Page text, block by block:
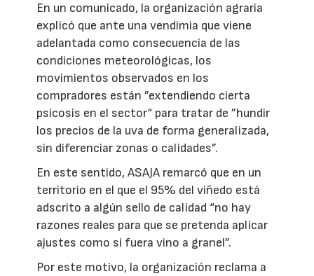
En un comunicado, la organización agraria
explicó que ante una vendimia que viene
adelantada como consecuencia de las
condiciones meteorológicas, los
movimientos observados en los
compradores están ”extendiendo cierta
psicosis en el sector“ para tratar de ”hundir
los precios de la uva de forma generalizada,
sin diferenciar zonas o calidades”.
En este sentido, ASAJA remarcó que en un
territorio en el que el 95% del viñedo está
adscrito a algún sello de calidad “no hay
razones reales para que se pretenda aplicar
ajustes como si fuera vino a granel”.
Por este motivo, la organización reclama a